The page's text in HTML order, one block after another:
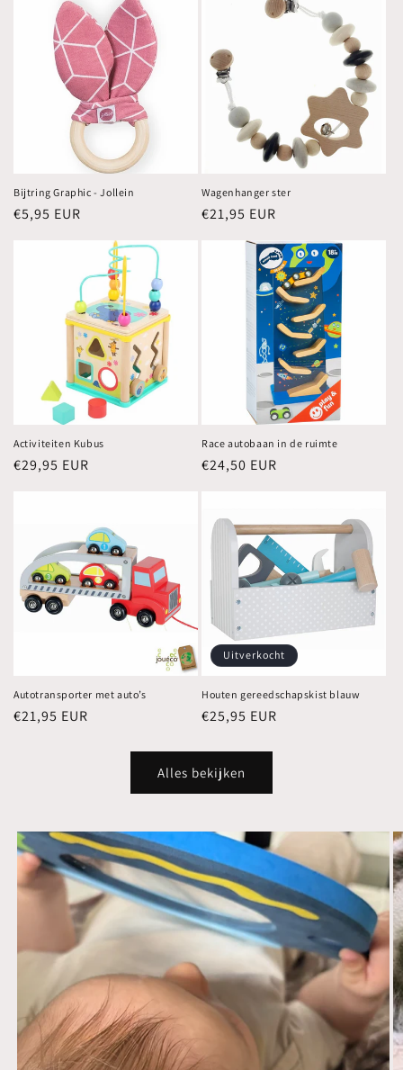
Bijtring Graphic - Jollein
Normale
€5,95 EUR
Wagenhanger ster
Normale
€21,95 EUR
Activiteiten Kubus
Normale
€29,95 EUR
Race autobaan in de ruimte
Normale
€24,50 EUR
Autotransporter met auto’s
Normale
€21,95 EUR
Uitverkocht
Houten gereedschapskist blauw
Normale
€25,95 EUR
Alles bekijken